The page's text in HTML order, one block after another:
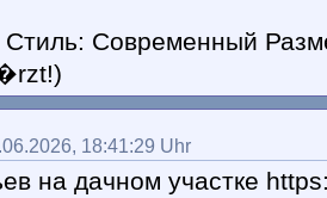
Современный
18:41:29 Uhr
на дачном участке